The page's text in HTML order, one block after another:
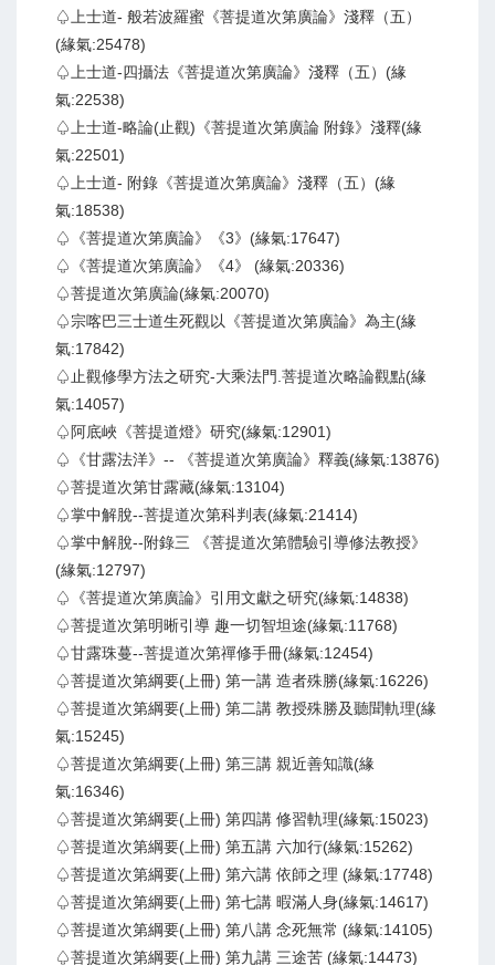
♤上士道- 般若波羅蜜《菩提道次第廣論》淺釋（五）
(緣氣:25478)
♤上士道-四攝法《菩提道次第廣論》淺釋（五）(緣
氣:22538)
♤上士道-略論(止觀)《菩提道次第廣論 附錄》淺釋(緣
氣:22501)
♤上士道- 附錄《菩提道次第廣論》淺釋（五）(緣
氣:18538)
♤《菩提道次第廣論》《3》(緣氣:17647)
♤《菩提道次第廣論》《4》 (緣氣:20336)
♤菩提道次第廣論(緣氣:20070)
♤宗喀巴三士道生死觀以《菩提道次第廣論》為主(緣
氣:17842)
♤止觀修學方法之研究-大乘法門.菩提道次略論觀點(緣
氣:14057)
♤阿底峽《菩提道燈》研究(緣氣:12901)
♤《甘露法洋》-- 《菩提道次第廣論》釋義(緣氣:13876)
♤菩提道次第甘露藏(緣氣:13104)
♤掌中解脫--菩提道次第科判表(緣氣:21414)
♤掌中解脫--附錄三 《菩提道次第體驗引導修法教授》
(緣氣:12797)
♤《菩提道次第廣論》引用文獻之研究(緣氣:14838)
♤菩提道次第明晰引導 趣一切智坦途(緣氣:11768)
♤甘露珠蔓--菩提道次第禪修手冊(緣氣:12454)
♤菩提道次第綱要(上冊) 第一講 造者殊勝(緣氣:16226)
♤菩提道次第綱要(上冊) 第二講 教授殊勝及聽聞軌理(緣
氣:15245)
♤菩提道次第綱要(上冊) 第三講 親近善知識(緣
氣:16346)
♤菩提道次第綱要(上冊) 第四講 修習軌理(緣氣:15023)
♤菩提道次第綱要(上冊) 第五講 六加行(緣氣:15262)
♤菩提道次第綱要(上冊) 第六講 依師之理 (緣氣:17748)
♤菩提道次第綱要(上冊) 第七講 暇滿人身(緣氣:14617)
♤菩提道次第綱要(上冊) 第八講 念死無常 (緣氣:14105)
♤菩提道次第綱要(上冊) 第九講 三途苦 (緣氣:14473)